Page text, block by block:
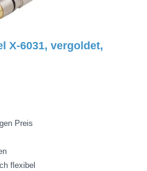
X-6031, vergoldet,
Preis
flexibel